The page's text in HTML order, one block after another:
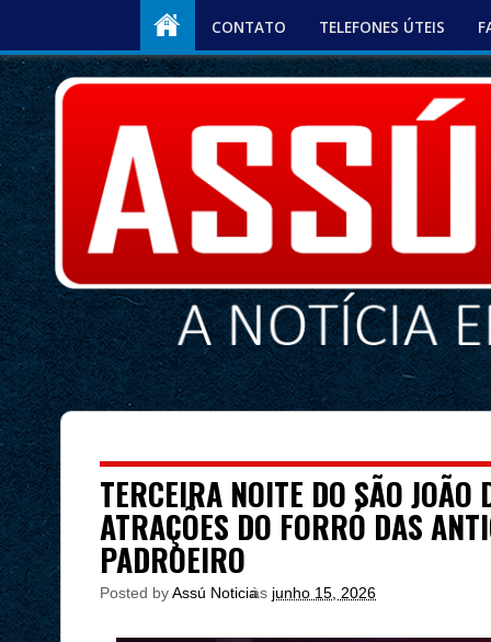
CONTATO TELEFONES ÚTEIS
TERCEIRA NOITE DO SÃO JOÃO
ATRAÇÕES DO FORRÓ DAS
PADROEIRO
Posted byAssú Noticia
às junho 15, 2026